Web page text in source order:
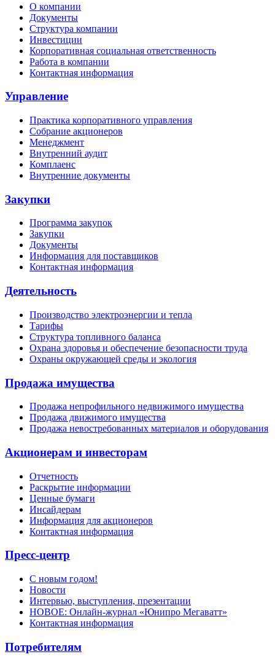
О компании
Документы
Структура компании
Инвестиции
Корпоративная социальная ответственность
Работа в компании
Контактная информация
Управление
Практика корпоративного управления
Собрание акционеров
Менеджмент
Внутренний аудит
Комплаенс
Внутренние документы
Закупки
Программа закупок
Закупки
Документы
Информация для поставщиков
Контактная информация
Деятельность
Производство электроэнергии и тепла
Тарифы
Структура топливного баланса
Охрана здоровья и обеспечение безопасности труда
Охраны окружающей среды и экология
Продажа имущества
Продажа непрофильного недвижимого имущества
Продажа движимого имущества
Продажа невостребованных материалов и оборудования
Акционерам и инвесторам
Отчетность
Раскрытие информации
Ценные бумаги
Инсайдерам
Информация для акционеров
Контактная информация
Пресс-центр
С новым годом!
Новости
Интервью, выступления, презентации
НОВОЕ: Онлайн-журнал «Юнипро Мегаватт»
Контактная информация
Потребителям